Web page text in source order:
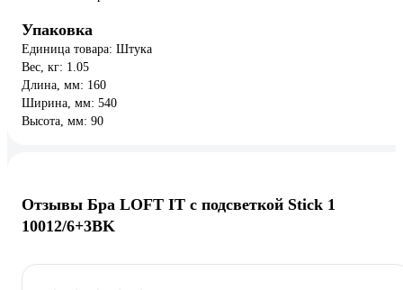
Упаковка
Единица товара: Штука
Вес, кг: 1.05
Длина, мм: 160
Ширина, мм: 540
Высота, мм: 90
Отзывы Бра LOFT IT с подсветкой Stick 1
10012/6+3BK